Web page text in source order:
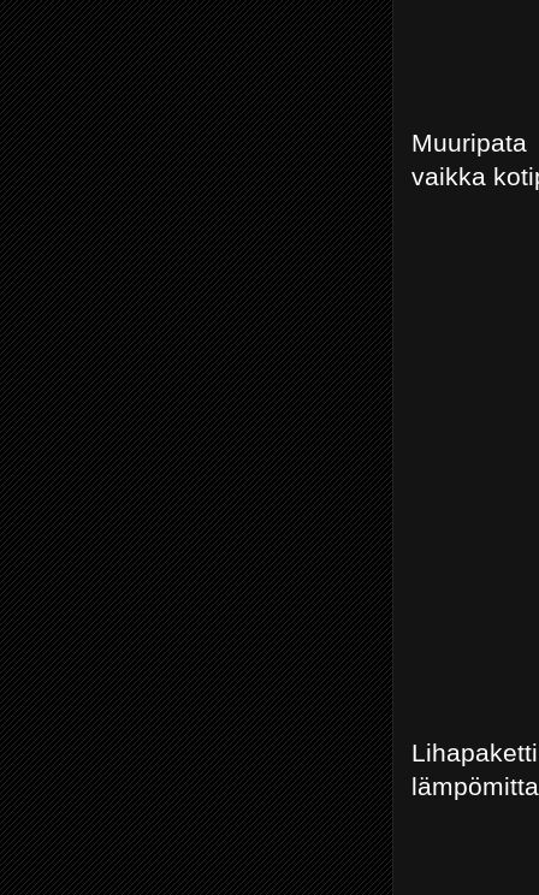
vaikka